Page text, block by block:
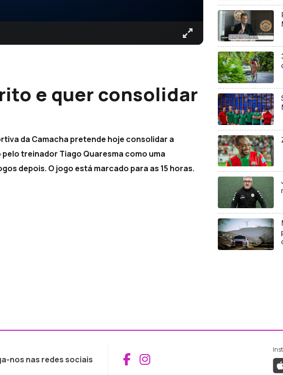
e quer consolidar
da Camacha pretende hoje consolidar a
treinador Tiago Quaresma como uma
depois. O jogo está marcado para as 15 horas.
nos nas redes sociais Aceder ao Facebook da
Aceder ao Instagram